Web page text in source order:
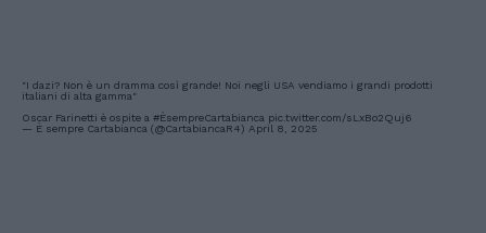
"I dazi? Non è un dramma così grande! Noi negli USA vendiamo i grandi prodotti
italiani di alta gamma"
Oscar Farinetti è ospite a #ÈsempreCartabianca pic.twitter.com/sLxBo2Quj6
— È sempre Cartabianca (@CartabiancaR4) April 8, 2025